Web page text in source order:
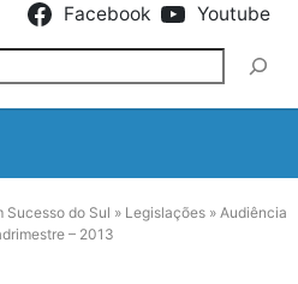
Facebook Youtube
Sucesso do Sul » Legislações » Audiência
– 2013